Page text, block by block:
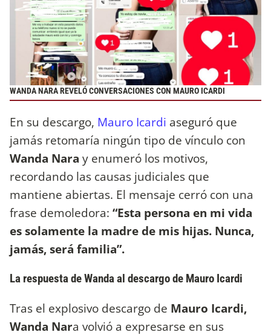
WANDA NARA REVELÓ CONVERSACIONES CON MAURO ICARDI
En su descargo, Mauro Icardi aseguró que
jamás retomaría ningún tipo de vínculo con
Wanda Nara y enumeró los motivos,
recordando las causas judiciales que
mantiene abiertas. El mensaje cerró con una
frase demoledora: “Esta persona en mi vida
es solamente la madre de mis hijas. Nunca,
jamás, será familia”.
La respuesta de Wanda al descargo de Mauro Icardi
Tras el explosivo descargo de Mauro Icardi,
Wanda Nara volvió a expresarse en sus